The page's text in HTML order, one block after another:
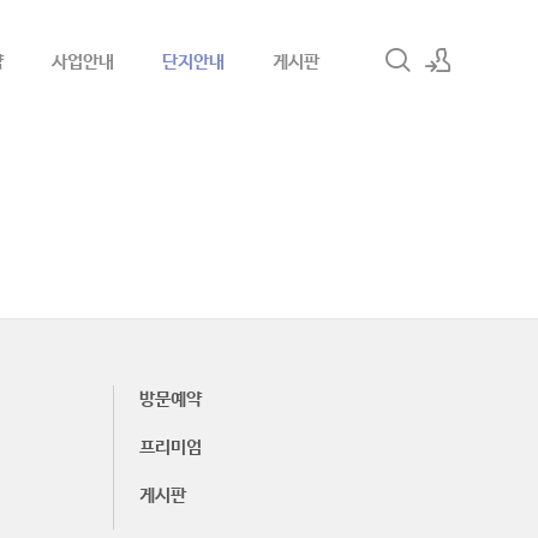
사업안내 단지안내 게시판
방문예약
프리미엄
게시판